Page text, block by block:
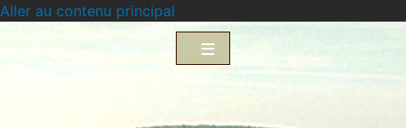
Aller au contenu principal